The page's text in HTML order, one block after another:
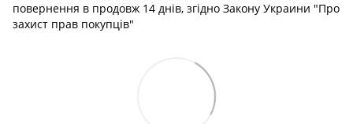
повернення в продовж 14 днів, згідно Закону Украини "Про
захист прав покупців"